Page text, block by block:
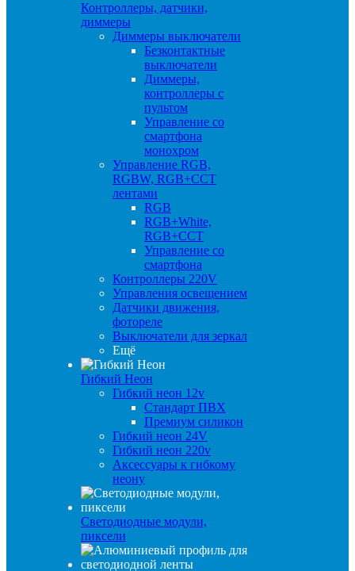
Контроллеры, датчики,
диммеры
Диммеры выключатели
Безконтактные
выключатели
Диммеры,
контроллеры с
пультом
Управление со
смартфона
монохром
Управление RGB,
RGBW, RGB+CCT
лентами
RGB
RGB+White,
RGB+CCT
Управление со
смартфона
Контроллеры 220V
Управления освещением
Датчики движения,
фотореле
Выключатели для зеркал
Ещё
Гибкий Неон
Гибкий неон 12v
Стандарт ПВХ
Премиум силикон
Гибкий неон 24V
Гибкий неон 220v
Аксессуары к гибкому
неону
Светодиодные модули,
пиксели